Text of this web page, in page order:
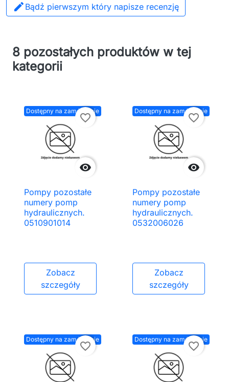
 Bądź pierwszym który napisze recenzję
8 pozostałych produktów w tej
kategorii
Dostępny na zamówienie

favorite_border
Pompy pozostałe
numery pomp
hydraulicznych.
0510901014
Zobacz
szczegóły
Dostępny na zamówienie

favorite_border
Pompy pozostałe
numery pomp
hydraulicznych.
0532006026
Zobacz
szczegóły
Dostępny na zamówienie
favorite_border
Dostępny na zamówienie
favorite_border